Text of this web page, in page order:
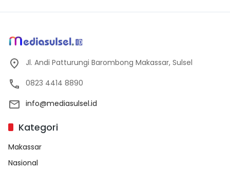
Jl. Andi Patturungi Barombong Makassar, Sulsel
0823 4414 8890
info@mediasulsel.id
Kategori
Makassar
Nasional